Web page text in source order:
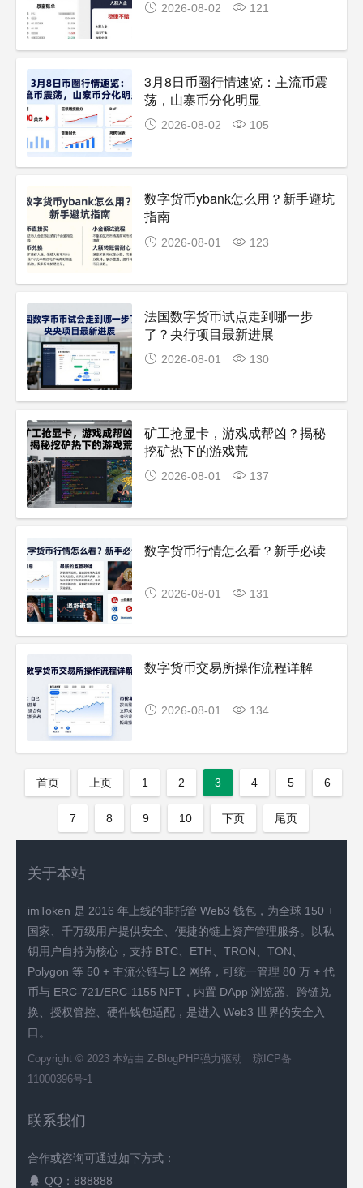
2026-08-02 121
3月8日币圈行情速览：主流币震
荡，山寨币分化明显
2026-08-02 105
数字货币ybank怎么用？新手避坑
指南
2026-08-01 123
法国数字货币试点走到哪一步
了？央行项目最新进展
2026-08-01 130
矿工抢显卡，游戏成帮凶？揭秘
挖矿热下的游戏荒
2026-08-01 137
数字货币行情怎么看？新手必读
2026-08-01 131
数字货币交易所操作流程详解
2026-08-01 134
首页 上页 1 2 3 4 5 6
7 8 9 10 下页 尾页
关于本站
imToken 是 2016 年上线的非托管 Web3 钱包，为全球 150 +
国家、千万级用户提供安全、便捷的链上资产管理服务。以私
钥用户自持为核心，支持 BTC、ETH、TRON、TON、
Polygon 等 50 + 主流公链与 L2 网络，可统一管理 80 万 + 代
币与 ERC-721/ERC-1155 NFT，内置 DApp 浏览器、跨链兑
换、授权管控、硬件钱包适配，是进入 Web3 世界的安全入
口。
Copyright © 2023 本站由 Z-BlogPHP强力驱动
琼ICP备
11000396号-1
联系我们
合作或咨询可通过如下方式：
QQ：888888